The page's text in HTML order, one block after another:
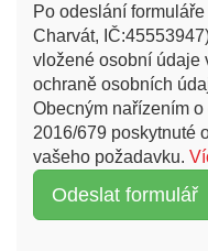
Po odeslání
Charvát,
vložené osobní údaje
ochraně osobních
Obecným nařízením
2016/679 poskytnuté
vašeho požadavku.